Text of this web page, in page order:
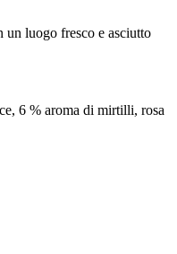
un luogo fresco e asciutto
6 % aroma di mirtilli, rosa